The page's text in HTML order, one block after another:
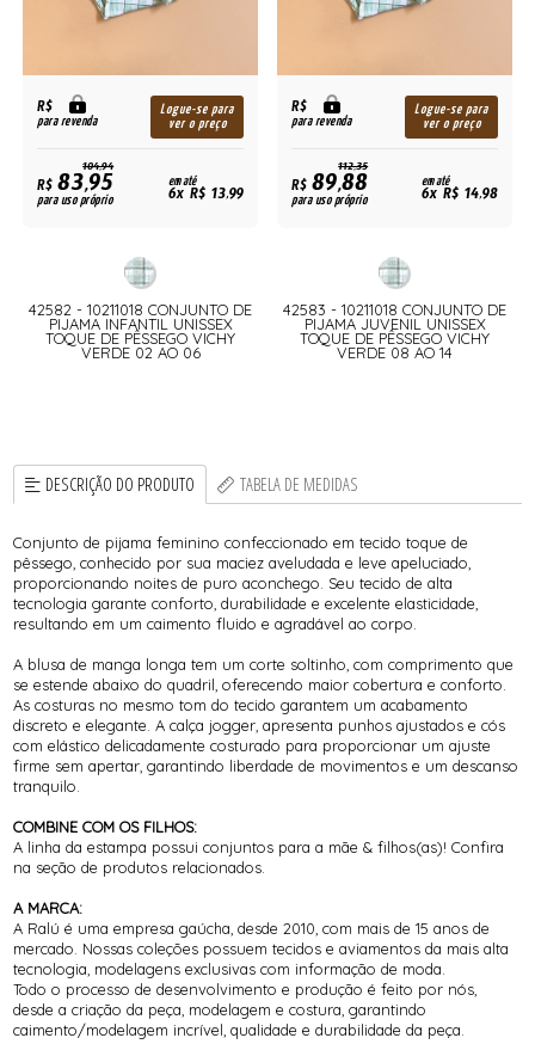
R$
para revenda
Logue-se para
ver o preço
104,94
R$83,95
para uso próprio
em até
6x R$ 13,99
42582 - 10211018 CONJUNTO DE
PIJAMA INFANTIL UNISSEX
TOQUE DE PÊSSEGO VICHY
VERDE 02 AO 06
R$
para revenda
Logue-se para
ver o preço
112,35
R$89,88
para uso próprio
em até
6x R$ 14,98
42583 - 10211018 CONJUNTO DE
PIJAMA JUVENIL UNISSEX
TOQUE DE PÊSSEGO VICHY
VERDE 08 AO 14
DESCRIÇÃO DO PRODUTO TABELA DE MEDIDAS
Conjunto de pijama feminino confeccionado em tecido toque de
pêssego, conhecido por sua maciez aveludada e leve apeluciado,
proporcionando noites de puro aconchego. Seu tecido de alta
tecnologia garante conforto, durabilidade e excelente elasticidade,
resultando em um caimento fluido e agradável ao corpo.
A blusa de manga longa tem um corte soltinho, com comprimento que
se estende abaixo do quadril, oferecendo maior cobertura e conforto.
As costuras no mesmo tom do tecido garantem um acabamento
discreto e elegante. A calça jogger, apresenta punhos ajustados e cós
com elástico delicadamente costurado para proporcionar um ajuste
firme sem apertar, garantindo liberdade de movimentos e um descanso
tranquilo.
COMBINE COM OS FILHOS:
A linha da estampa possui conjuntos para a mãe & filhos(as)! Confira
na seção de produtos relacionados.
A MARCA:
A Ralú é uma empresa gaúcha, desde 2010, com mais de 15 anos de
mercado. Nossas coleções possuem tecidos e aviamentos da mais alta
tecnologia, modelagens exclusivas com informação de moda.
Todo o processo de desenvolvimento e produção é feito por nós,
desde a criação da peça, modelagem e costura, garantindo
caimento/modelagem incrível, qualidade e durabilidade da peça.